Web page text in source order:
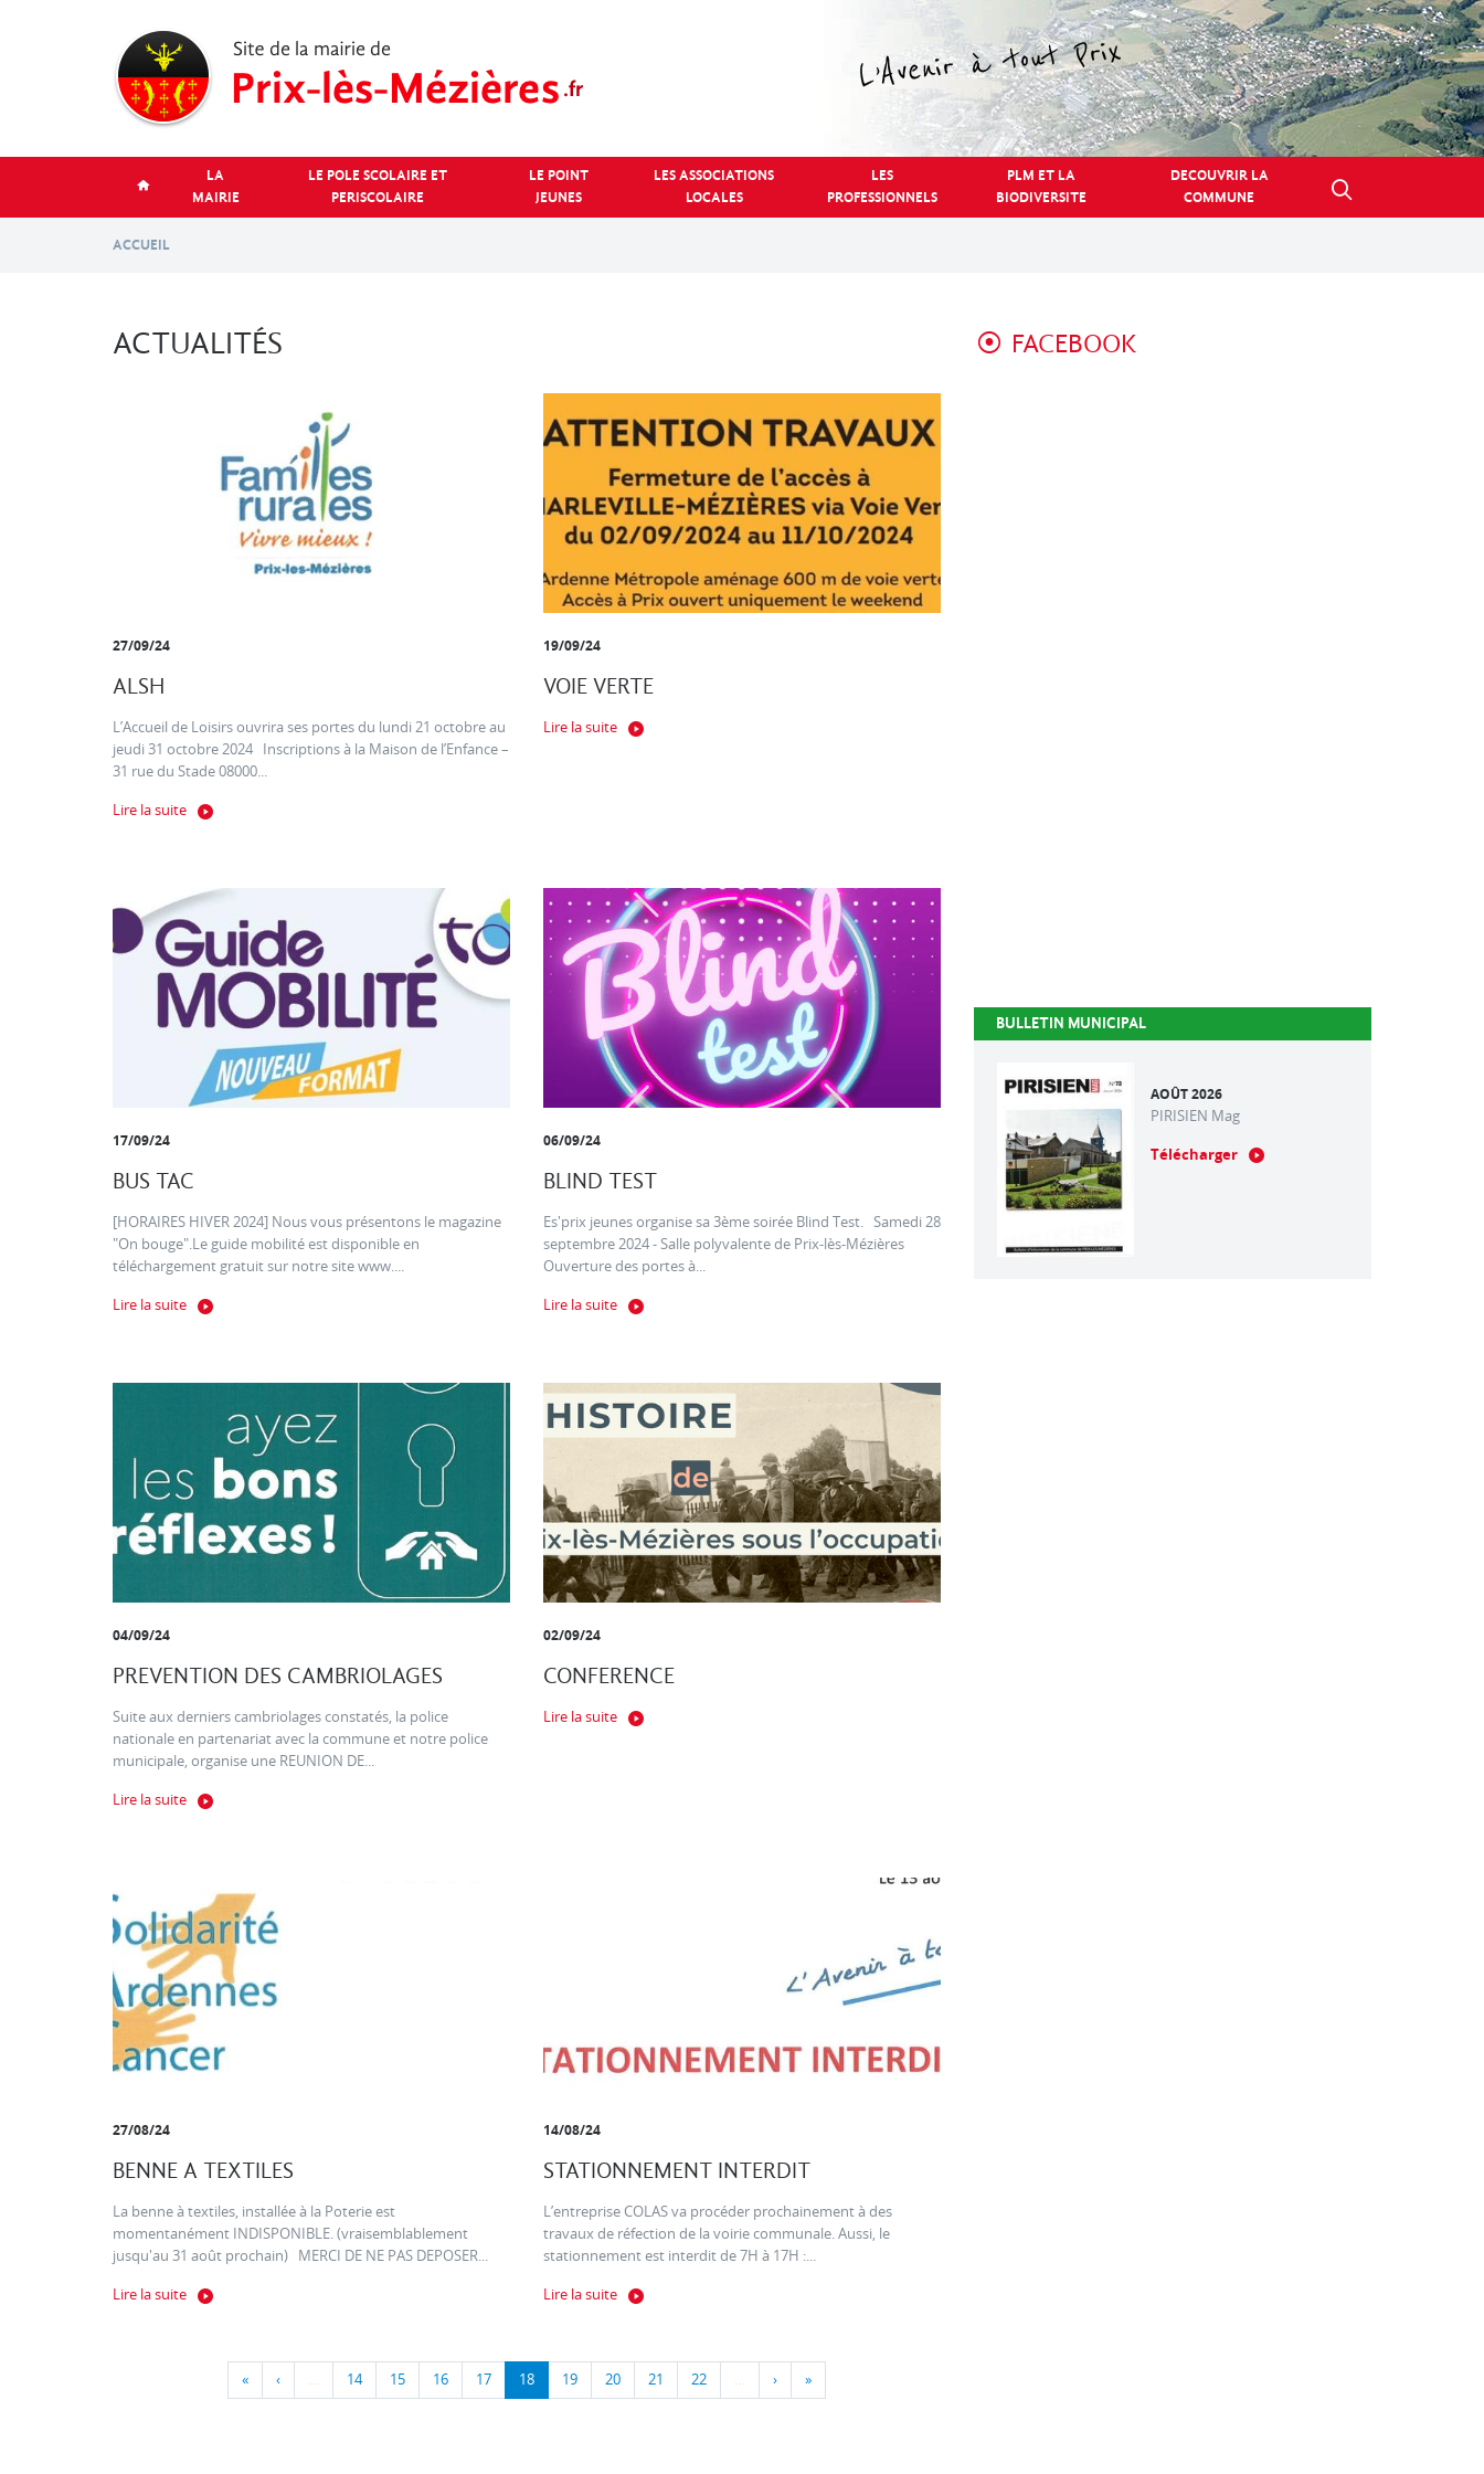
LA
MAIRIE
LE POLE SCOLAIRE ET
PERISCOLAIRE
LE POINT
JEUNES
LES ASSOCIATIONS
LOCALES
LES
PROFESSIONNELS
PLM ET LA
BIODIVERSITE
DECOUVRIR LA
COMMUNE
ACCUEIL
ACTUALITÉS
27/09/24
ALSH
L’Accueil de Loisirs ouvrira ses portes du lundi 21 octobre au
jeudi 31 octobre 2024 Inscriptions à la Maison de l’Enfance –
31 rue du Stade 08000...
Lire la suite
19/09/24
VOIE VERTE
Lire la suite
17/09/24
BUS TAC
[HORAIRES HIVER 2024] Nous vous présentons le magazine
"On bouge".Le guide mobilité est disponible en
téléchargement gratuit sur notre site www....
Lire la suite
06/09/24
BLIND TEST
Es'prix jeunes organise sa 3ème soirée Blind Test. Samedi 28
septembre 2024 - Salle polyvalente de Prix-lès-Mézières
Ouverture des portes à...
Lire la suite
04/09/24
PREVENTION DES CAMBRIOLAGES
Suite aux derniers cambriolages constatés, la police
nationale en partenariat avec la commune et notre police
municipale, organise une REUNION DE...
Lire la suite
02/09/24
CONFERENCE
Lire la suite
27/08/24
BENNE A TEXTILES
La benne à textiles, installée à la Poterie est
momentanément INDISPONIBLE. (vraisemblablement
jusqu'au 31 août prochain) MERCI DE NE PAS DEPOSER...
Lire la suite
14/08/24
STATIONNEMENT INTERDIT
L’entreprise COLAS va procéder prochainement à des
travaux de réfection de la voirie communale. Aussi, le
stationnement est interdit de 7H à 17H :...
Lire la suite
« ‹ … 14 15 16 17 18 19 20 21 22 … › »
FACEBOOK
BULLETIN MUNICIPAL
AOÛT 2026
PIRISIEN Mag
Télécharger